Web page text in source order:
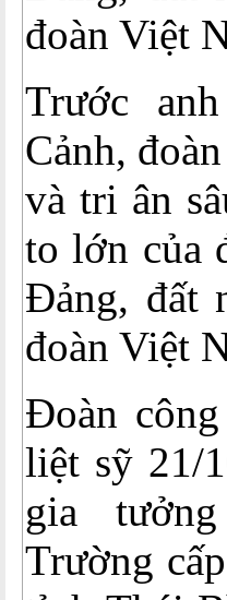
đoàn Việt
Trước
Cảnh,
và tri ân
to lớn của
Đảng, đất
đoàn Việt
Đoàn
liệt sỹ 21/
gia
Trường